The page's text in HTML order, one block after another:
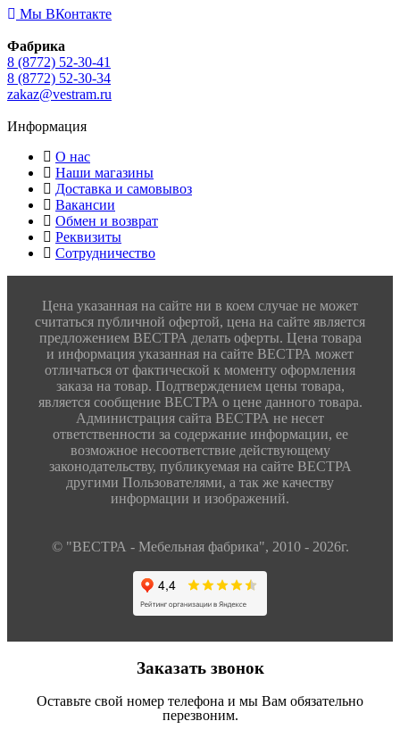
Мы ВКонтакте
Фабрика
8 (8772) 52-30-41
8 (8772) 52-30-34
zakaz@vestram.ru
Информация
О нас
Наши магазины
Доставка и самовывоз
Вакансии
Обмен и возврат
Реквизиты
Сотрудничество
Цена указанная на сайте ни в коем случае не может
считаться публичной офертой, цена на сайте является
предложением ВЕСТРА делать оферты. Цена товара
и информация указанная на сайте ВЕСТРА может
отличаться от фактической к моменту оформления
заказа на товар. Подтверждением цены товара,
является сообщение ВЕСТРА о цене данного товара.
Администрация сайта ВЕСТРА не несет
ответственности за содержание информации, ее
возможное несоответствие действующему
законодательству, публикуемая на сайте ВЕСТРА
другими Пользователями, а так же качеству
информации и изображений.
© "ВЕСТРА - Мебельная фабрика", 2010 - 2026г.
Заказать звонок
Оставьте свой номер телефона и мы Вам обязательно
перезвоним.